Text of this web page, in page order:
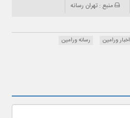
منبع : تهران رسانه
اخبار ورامین رسانه ورامین